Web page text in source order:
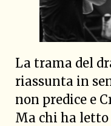
La trama del
riassunta in
non predice e
Ma chi ha letto